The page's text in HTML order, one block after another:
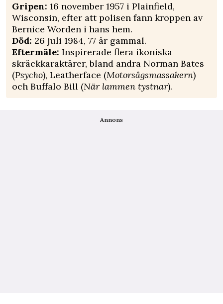
Gripen: 16 november 1957 i Plainfield,
Wisconsin, efter att polisen fann kroppen av
Bernice Worden i hans hem.
Död: 26 juli 1984, 77 år gammal.
Eftermäle: Inspirerade flera ikoniska
skräckkaraktärer, bland andra Norman Bates
(Psycho), Leatherface (Motorsågsmassakern)
och Buffalo Bill (När lammen tystnar).
Annons